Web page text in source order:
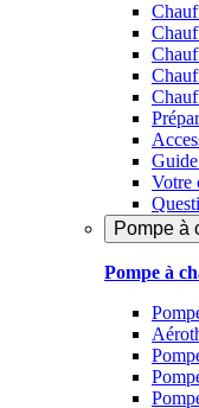
Votre
Pompe à
Pompe à